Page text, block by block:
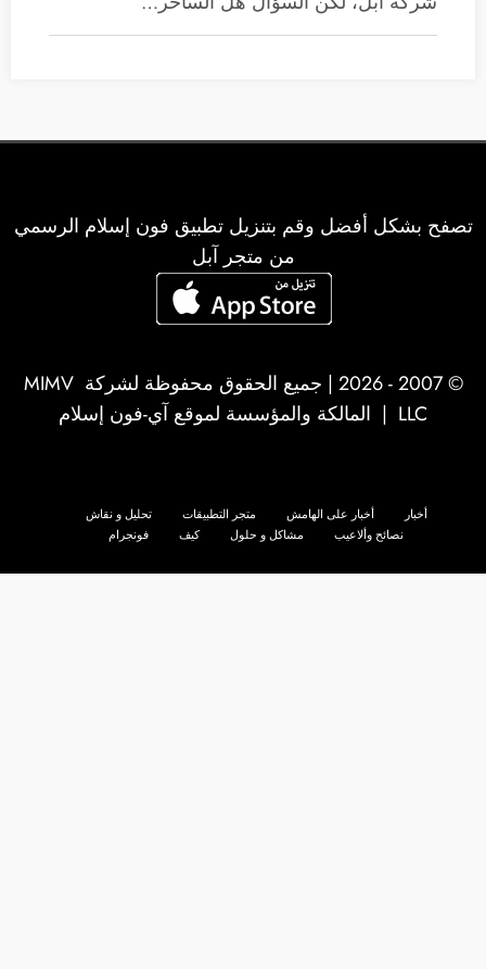
تصفح بشكل أفضل وقم بتنزيل تطبيق فون إسلام الرسمي
من متجر آبل
© 2007 - 2026 | جميع الحقوق محفوظة لشركة
MIMV
LLC | المالكة والمؤسسة لموقع آي-فون إسلام
أخبار أخبار على الهامش متجر التطبيقات
تحليل و نقاش
نصائح وألاعيب
مشاكل و حلول كيف فونجرام